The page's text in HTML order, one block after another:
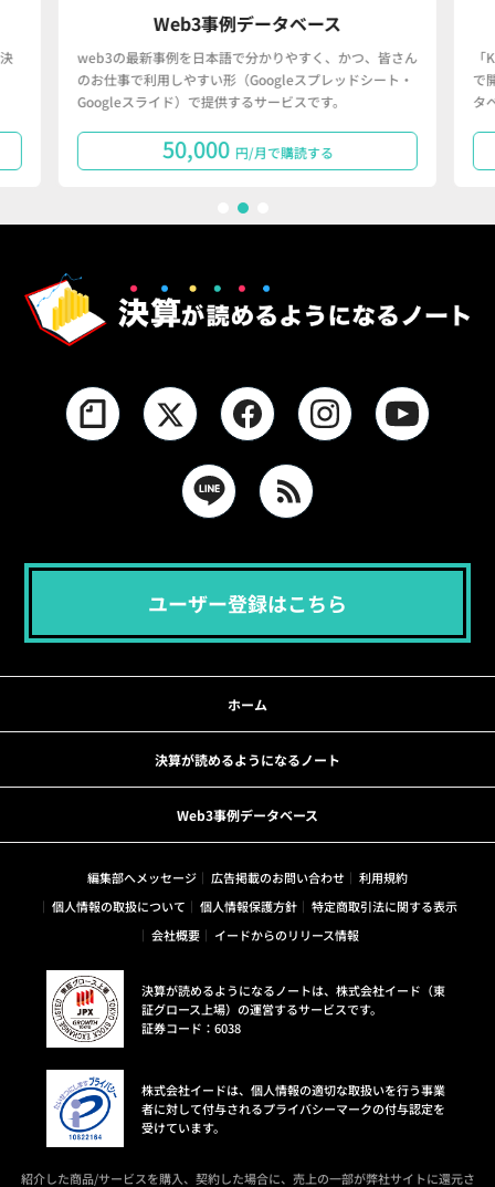
Web3事例データベース
web3の最新事例を日本語で分かりやすく、かつ、皆さん
のお仕事で利用しやすい形（Googleスプレッドシート・
Googleスライド）で提供するサービスです。
50,000 円/月で購読する
で
タ
ユーザー登録はこちら
ホーム
決算が読めるようになるノート
Web3事例データベース
編集部へメッセージ 広告掲載のお問い合わせ
利用規約
個人情報の取扱について
個人情報保護方針
特定商取引法に関する表示
会社概要
イードからのリリース情報
決算が読めるようになるノートは、株式会社イード（東
証グロース上場）の運営するサービスです。
証券コード：6038
株式会社イードは、個人情報の適切な取扱いを行う事業
者に対して付与されるプライバシーマークの付与認定を
受けています。
紹介した商品/サービスを購入、契約した場合に、売上の一部が弊社サイトに還元さ